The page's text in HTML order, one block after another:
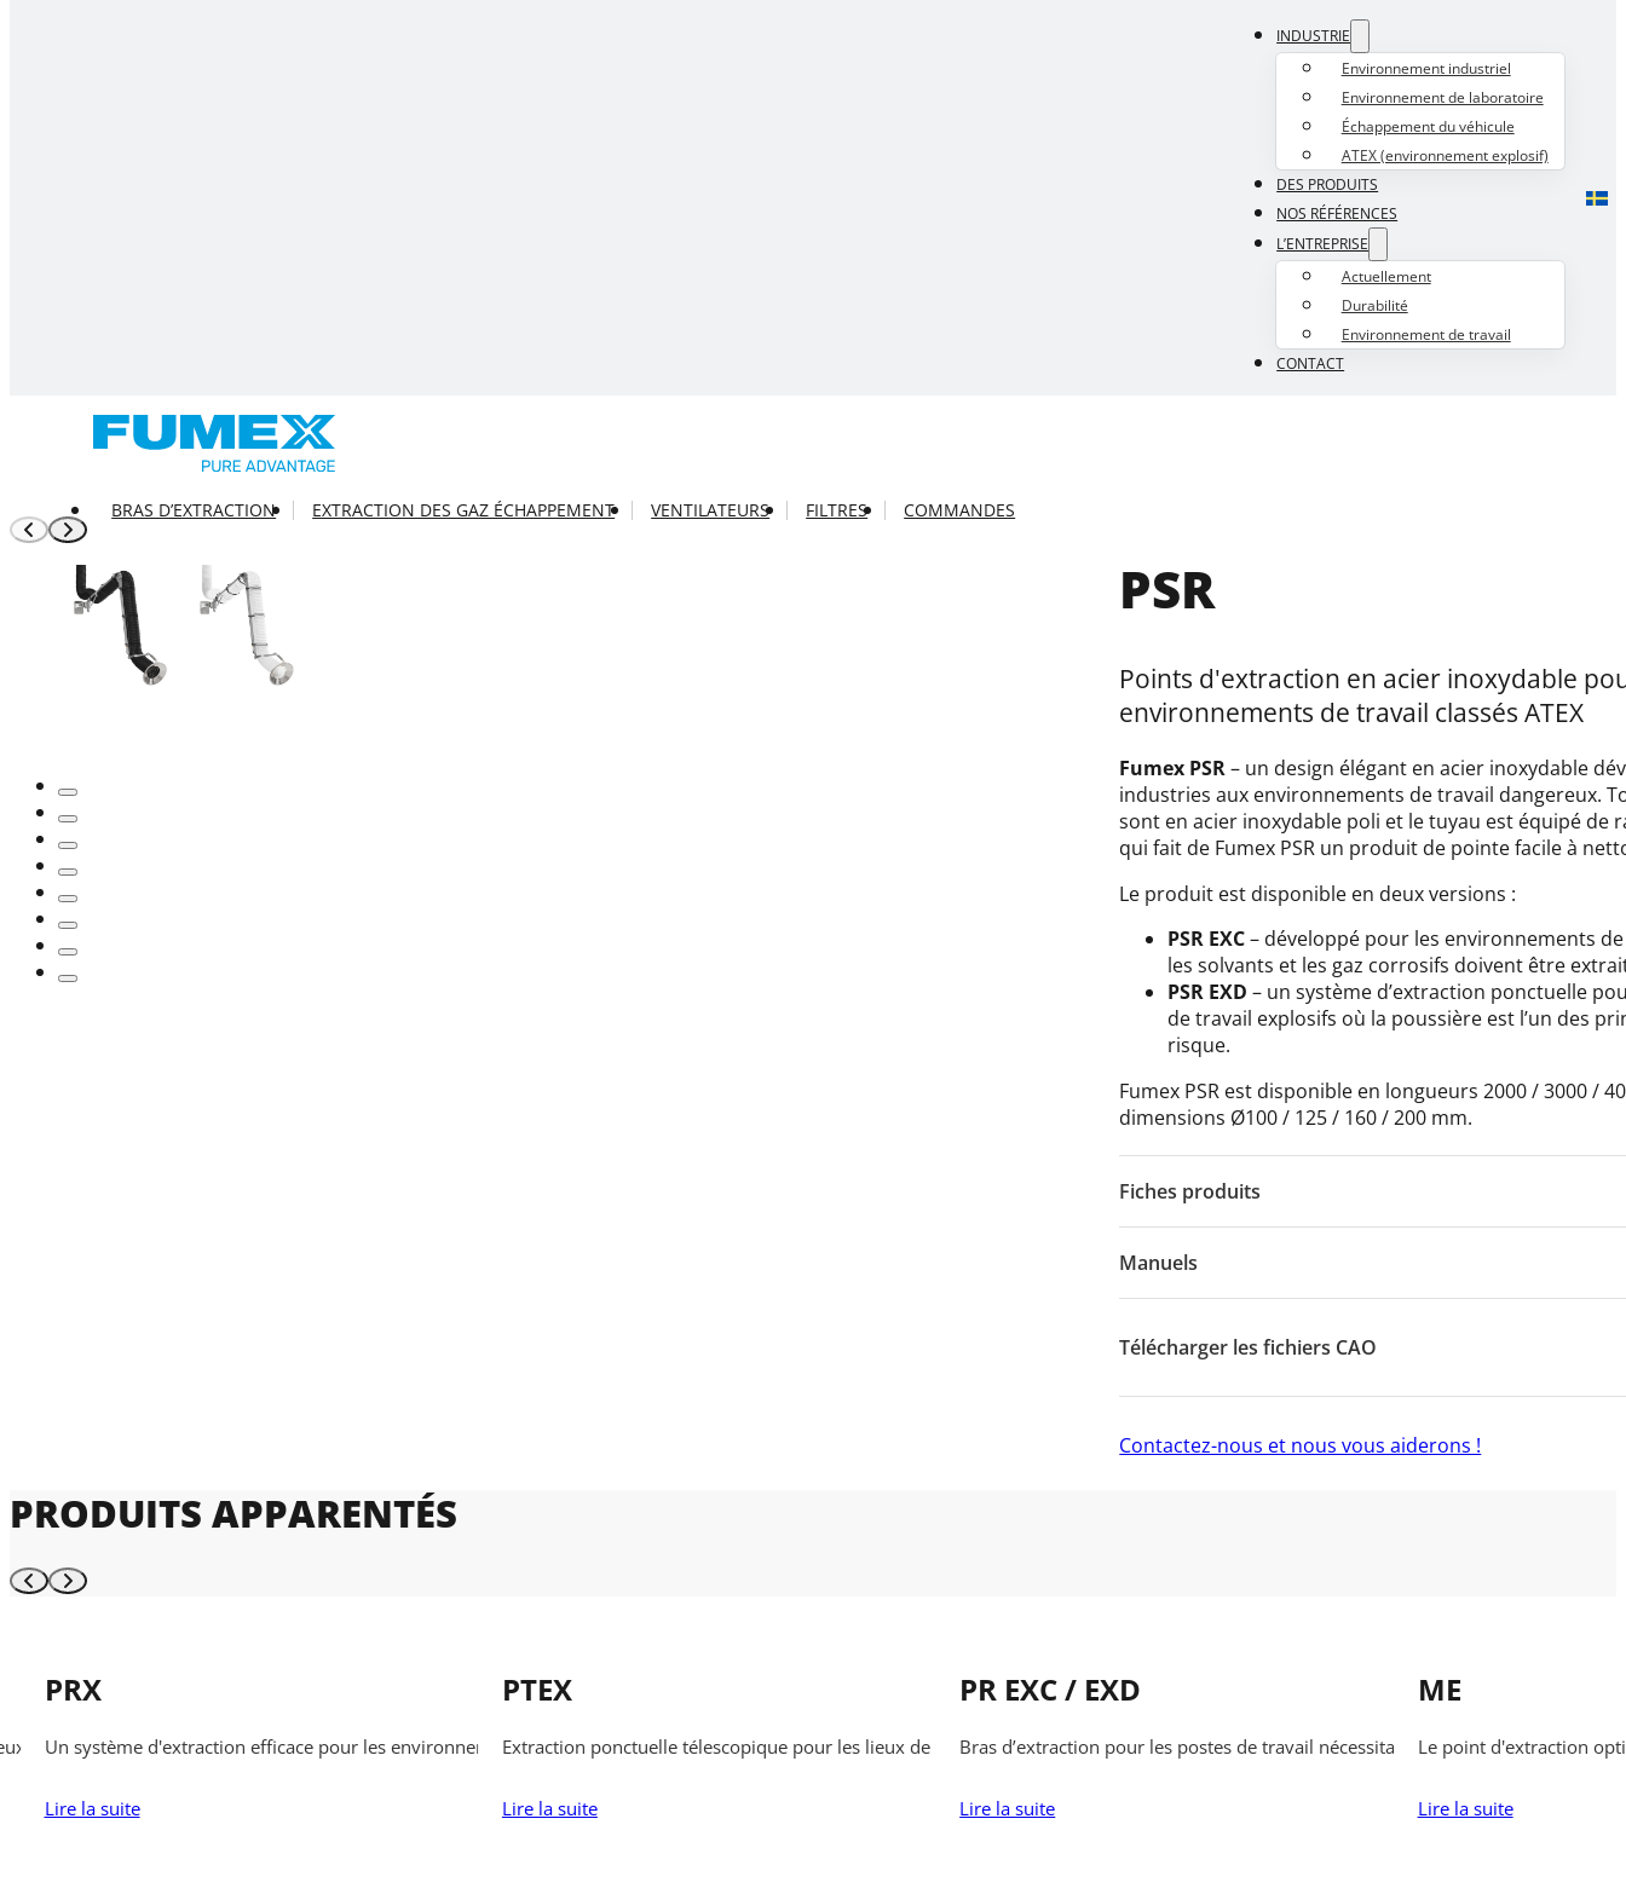
INDUSTRIE
Environnement industriel
Environnement de laboratoire
Échappement du véhicule
ATEX (environnement explosif)
DES PRODUITS
NOS RÉFÉRENCES
L’ENTREPRISE
Actuellement
Durabilité
Environnement de travail
CONTACT
BRAS D’EXTRACTION EXTRACTION DES GAZ ÉCHAPPEMENT VENTILATEURS FILTRES COMMANDES
PSR
Points d'extraction en acier inoxydable
environnements de travail classés ATEX
Fumex PSR– un design élégant en acier inoxydable
industries aux environnements de travail dangereux.
sont en acier inoxydable poli et le tuyau est équipé de
qui fait de Fumex PSR un produit de pointe facile à
Le produit est disponible en deux versions :
PSR EXC– développé pour les environnements
les solvants et les gaz corrosifs doivent être
PSR EXD – un système d’extraction ponctuelle
de travail explosifs où la poussière est l’un des
risque.
Fumex PSR est disponible en longueurs 2000 / 3000 /
dimensions Ø100 / 125 / 160 / 200 mm.
Fiches produits
Manuels
Télécharger les fichiers CAO
Contactez-nous et nous vous aiderons !
PRODUITS APPARENTÉS
avantages
PRX
Un système d'extraction efficace pour les environnements de travail difficiles
Lire la suite
PTEX
Extraction ponctuelle télescopique pour les lieux de travail exigus
Lire la suite
PR EXC / EXD
Bras d’extraction pour les postes de travail nécessitant une manipulation sûre
Lire la suite
ME
Le point d'extraction
Lire la suite